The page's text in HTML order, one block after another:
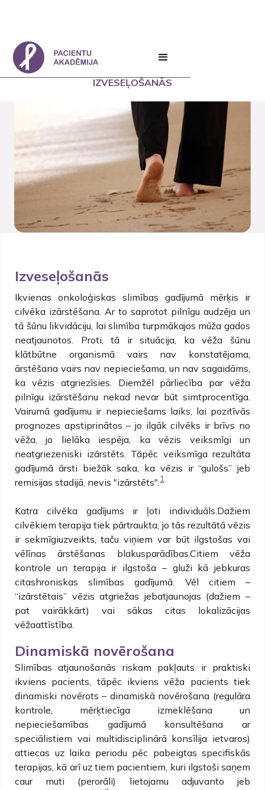
PACIENTU AKADĒMIJA
IZVESEĻOŠANĀS
Izveseļošanās
Ikvienas onkoloģiskas slimības gadījumā mērķis ir
cilvēka izārstēšana. Ar to saprotot pilnīgu audzēja un
tā šūnu likvidāciju, lai slimība turpmākajos mūža gados
neatjaunotos. Proti, tā ir situācija, ka vēža šūnu
klātbūtne organismā vairs nav konstatējama,
ārstēšana vairs nav nepieciešama, un nav sagaidāms,
ka vēzis atgriezīsies. Diemžēl pārliecība par vēža
pilnīgu izārstēšanu nekad nevar būt simtprocentīga.
Vairumā gadījumu ir nepieciešams laiks, lai pozitīvās
prognozes apstiprinātos – jo ilgāk cilvēks ir brīvs no
vēža, jo lielāka iespēja, ka vēzis veiksmīgi un
neatgriezeniski izārstēts. Tāpēc veiksmīga rezultāta
gadījumā ārsti biežāk saka, ka vēzis ir “gulošs” jeb
remisijas stadijā, nevis "izārstēts". 1
‍Katra cilvēka gadījums ir ļoti individuāls.Dažiem
cilvēkiem terapija tiek pārtraukta, jo tās rezultātā vēzis
ir sekmīgiuzveikts, taču viņiem var būt ilgstošas vai
vēlīnas ārstēšanas blakusparādības.Citiem vēža
kontrole un terapija ir ilgstoša – gluži kā jebkuras
citashroniskas slimības gadījumā. Vēl citiem –
“izārstētais” vēzis atgriežas jebatjaunojas (dažiem –
pat vairākkārt) vai sākas citas lokalizācijas
vēžaattīstība.
Dinamiskā novērošana
Slimības atjaunošanās riskam pakļauts ir praktiski
ikviens pacients, tāpēc ikviens vēža pacients tiek
dinamiski novērots – dinamiskā novērošana (regulāra
kontrole, mērķtiecīga izmeklēšana un
nepieciešamības gadījumā konsultēšana ar
speciālistiem vai multidisciplinārā konsīlija ietvaros)
attiecas uz laika periodu pēc pabeigtas specifiskās
terapijas, kā arī uz tiem pacientiem, kuri ilgstoši saņem
caur muti (perorāli) lietojamu adjuvanto jeb